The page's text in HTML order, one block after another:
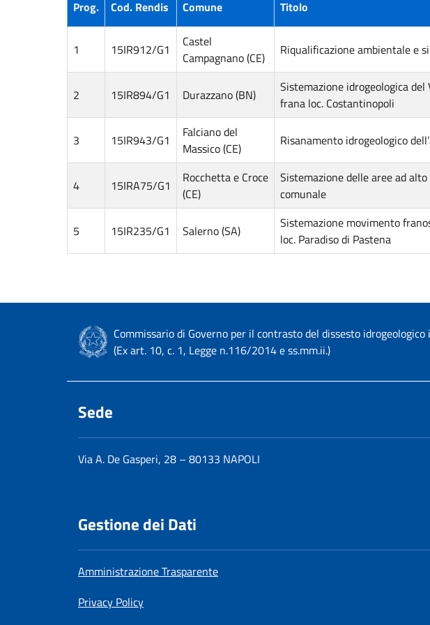
Prog. Cod. Rendis Comune Titolo
1 15IR912/G1
Castel
Campagnano (CE)
Riqualificazione ambientale e
2 15IR894/G1 Durazzano (BN)
Sistemazione idrogeologica
frana loc. Costantinopoli
3 15IR943/G1
Falciano del
Massico (CE)
Risanamento idrogeologico
4 15IRA75/G1
Rocchetta e Croce
(CE)
Sistemazione delle aree ad
comunale
5 15IR235/G1 Salerno (SA)
Sistemazione movimento
loc. Paradiso di Pastena
Commissario di Governo per il contrasto del dissesto idrogeologico
(Ex art. 10, c. 1, Legge n.116/2014 e ss.mm.ii.)
Sede
Via A. De Gasperi, 28 – 80133 NAPOLI
Gestione dei Dati
Amministrazione Trasparente
Privacy Policy